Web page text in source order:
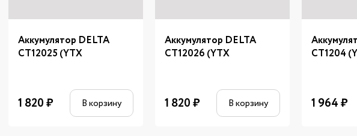
Аккумулятор DELTA
CT12025 (YTX
1 820₽ В корзину
Аккумулятор DELTA
CT12026 (YTX
1 820₽ В корзину
CT1204
1 964₽